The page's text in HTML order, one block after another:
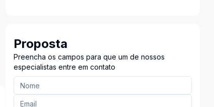
Proposta
Preencha os campos para que um de nossos
especialistas entre em contato